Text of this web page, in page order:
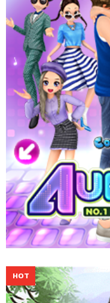
เกมแดนซ์ออนไลน์สุดฮิตอั
จากศิล